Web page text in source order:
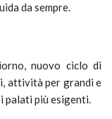
da sempre.
nuovo ciclo di
attività per grandi e
palati più esigenti.